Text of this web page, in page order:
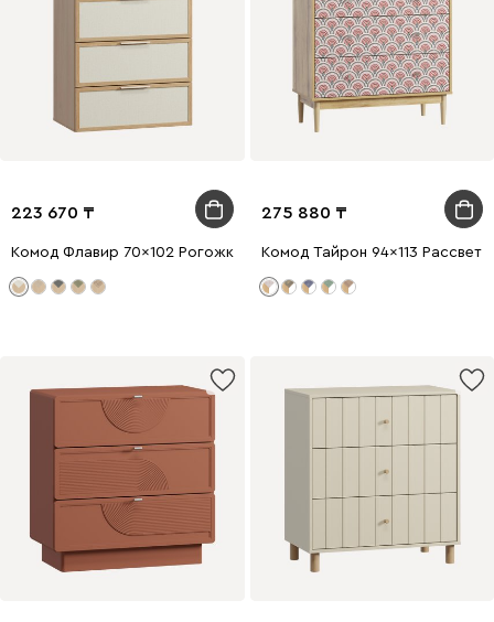
223 670
Комод Флавир 70x102 Рогожка Белый
275 880
Комод Тайрон 94x113 Рассвет ​